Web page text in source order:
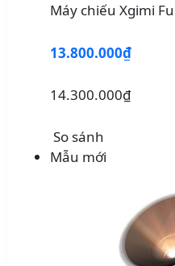
Máy chiếu Xgimi
13.800.000₫
14.300.000₫
So sánh
Mẫu mới